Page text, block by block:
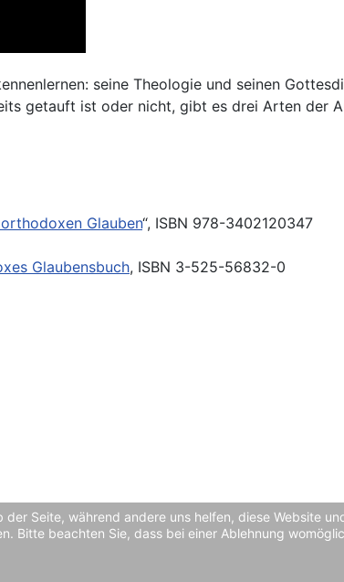
seine Theologie und seinen
getauft ist oder nicht, gibt es drei Arten der
Glauben“, ISBN 978-3402120347
Glaubensbuch, ISBN 3-525-56832-0
Seite, während andere uns helfen, diese Website
Bitte beachten Sie, dass bei einer Ablehnung